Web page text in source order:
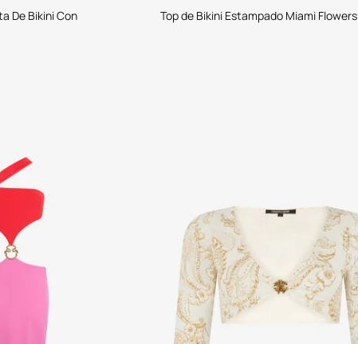
De Bikini Con
Top de Bikini Estampado Miami Flowers